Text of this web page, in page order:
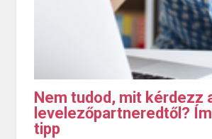
Nem tudod, mit kérdezz
levelezőpartneredtől?
tipp